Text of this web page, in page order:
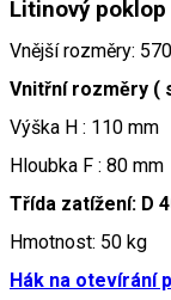
Litinový poklop
Vnější rozměry:
Vnitřní rozměry (
Výška H : 110 mm
Hloubka F : 80 mm
Třída zatížení: D
Hmotnost: 50 kg
Hák na otevírání